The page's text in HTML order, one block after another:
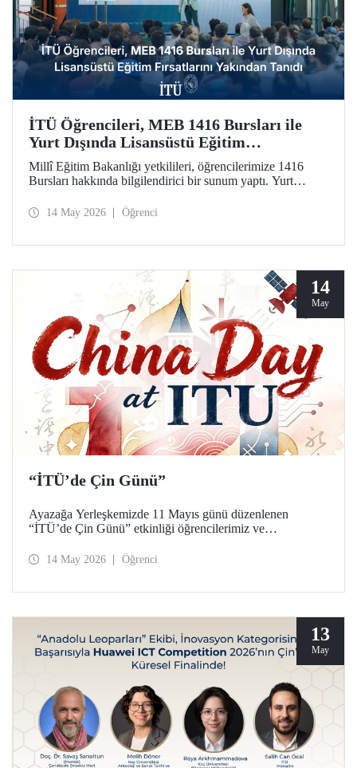
İTÜ Öğrencileri, MEB 1416 Bursları ile
Yurt Dışında Lisansüstü Eğitim
Fırsatlarını Yakından Tanıdı
Millî Eğitim Bakanlığı yetkilileri, öğrencilerimize 1416
Bursları hakkında bilgilendirici bir sunum yaptı. Yurt
kamuda istihdam garantisiyle taçlandıran burslara ilginin
14 May 2026 Öğrenci
14
May
“İTÜ’de Çin Günü”
Ayazağa Yerleşkemizde 11 Mayıs günü düzenlenen
“İTÜ’de Çin Günü” etkinliği öğrencilerimiz ve
14 May 2026 Öğrenci
13
May